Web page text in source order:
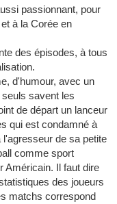
passionnant, pour
à la Corée en
des épisodes, à tous
d'humour, avec un
savent les
de départ un lanceur
qui est condamné à
de sa petite
comme sport
Américain. Il faut dire
des joueurs
matchs correspond